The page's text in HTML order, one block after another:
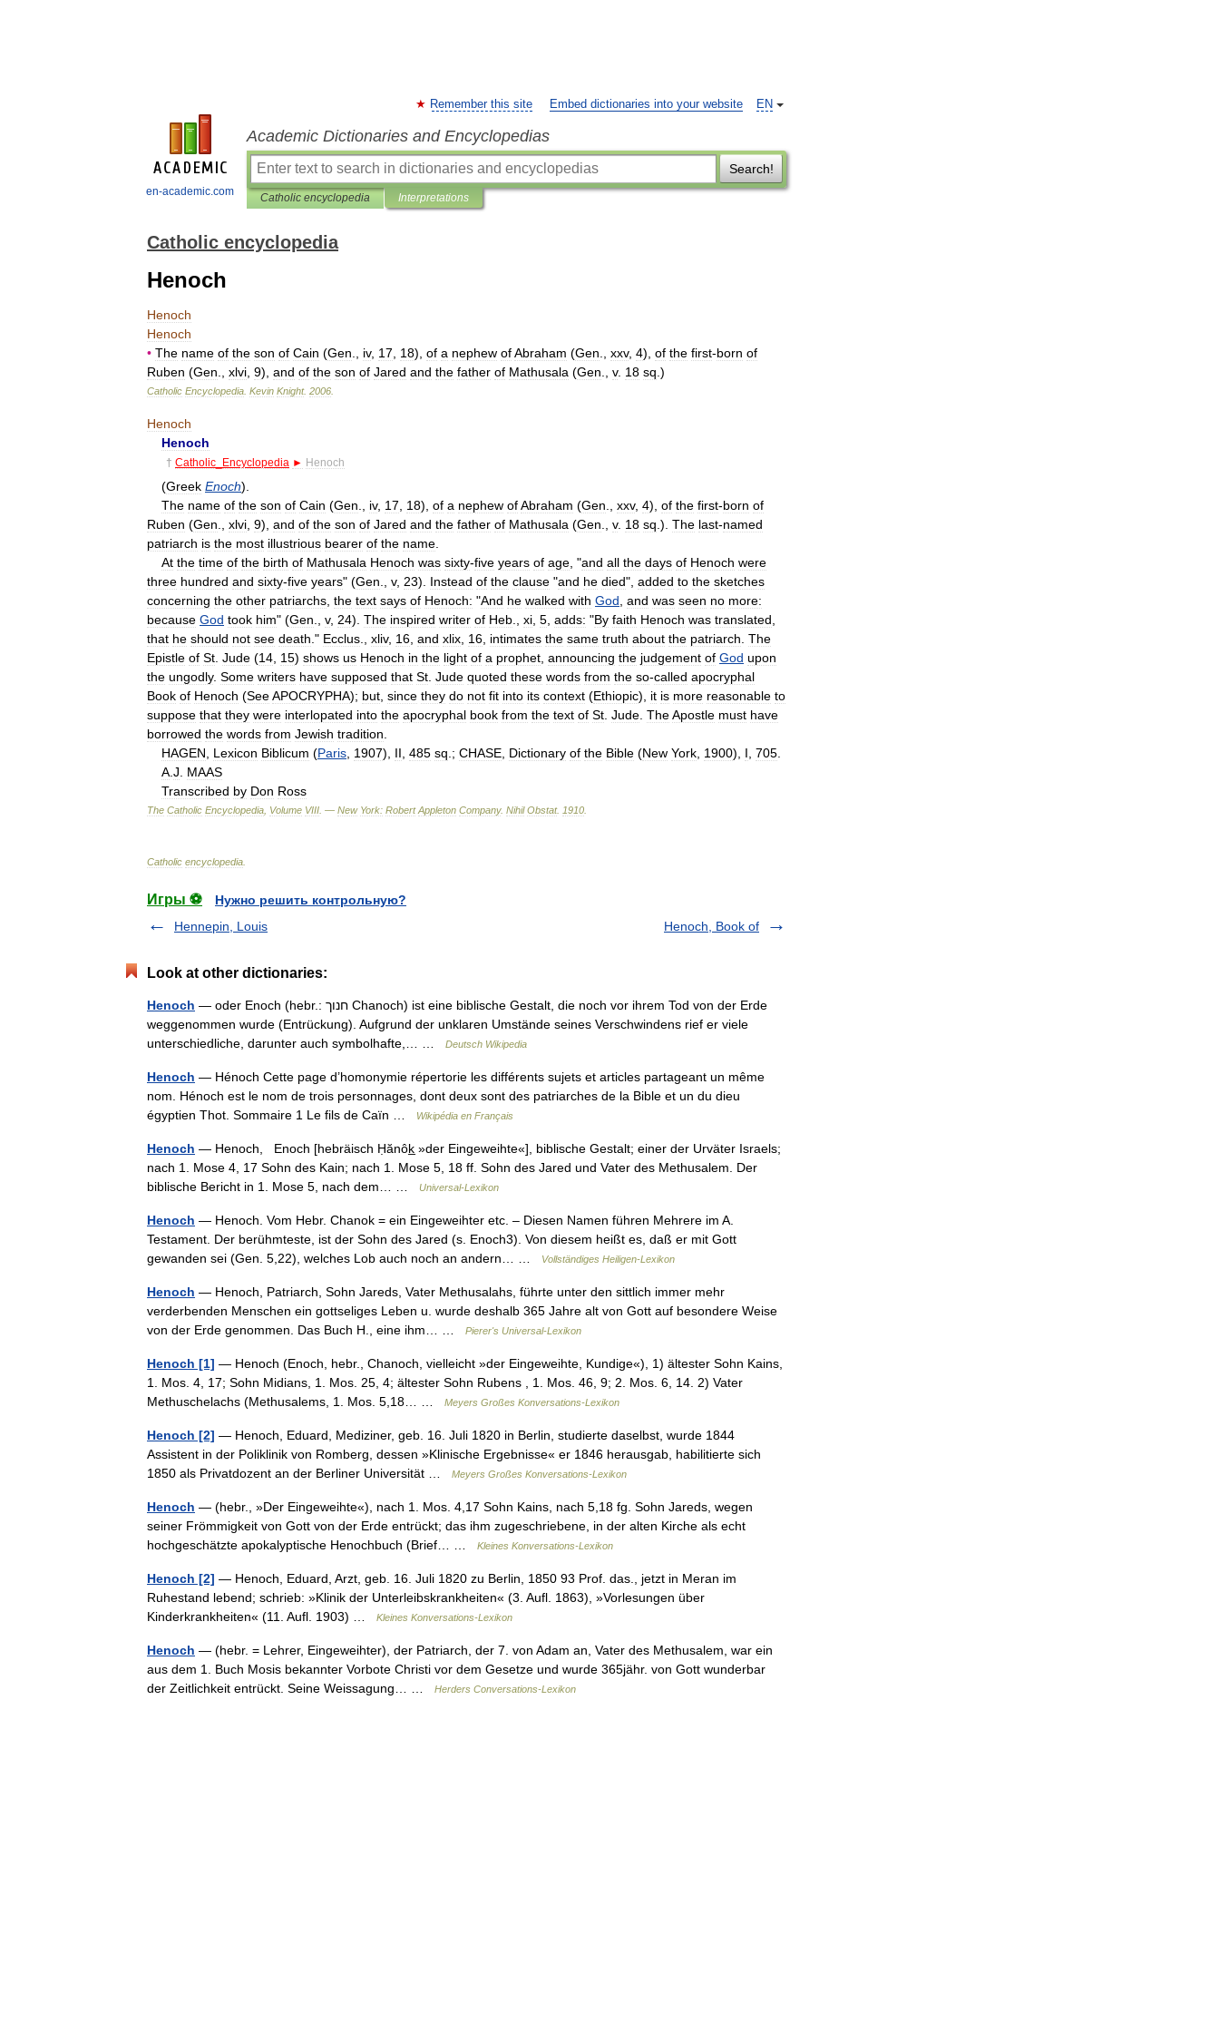
en-academic.com
EN
Remember this site Embed dictionaries into your website
Academic Dictionaries and Encyclopedias
Search!
Catholic encyclopedia Interpretations
Catholic encyclopedia
Henoch
Henoch
Henoch
• The name of the son of Cain (Gen iv, 17 18), of a nephew ofAbraham (Gen xxv, 4), of the first-born of
Ruben (Gen xlvi 9), and of the son of Jared and the father of Mathusala (Gen v. 18 sq .)
Catholic Encyclopedia Kevin Knight. 2006
Henoch
Henoch
† Catholic Encyclopedia ► Henoch
(Greek Enoch).
The name of the son of Cain (Gen iv, 17 18), of a nephew ofAbraham (Gen xxv, 4), of the first-born of
Ruben (Gen xlvi 9), and of the son of Jared and the father of Mathusala (Gen v. 18 sq .). The last-named
patriarch is the most illustrious bearer of the name
At the time of the birth of Mathusala Henoch was sixty-five years of age , "and all the days of Henoch were
three hundred and sixty-five years" (Gen v, 23). Instead of the clause "and he died", added to the sketches
concerning the other patriarchs the text says of Henoch: "And he walked with God and was seen no more:
because God took him" (Gen v, 24). The inspired writer of Heb xi 5 adds: "By faith Henoch was translated
that he should not see death ." Ecclus xliv, 16 and xlix 16 intimates the same truth about the patriarch The
Epistle of St Jude (14 15) shows us Henoch in the light of a prophet announcing the judgement of God upon
the ungodly. Some writers have supposed that St Jude quoted these words from the so-called apocryphal
Book of Henoch (SeeAPOCRYPHA); but since they do not fit into its context (Ethiopic), it is more reasonable to
suppose that they were interlopated into the apocryphal book from the text of St Jude TheApostle must have
borrowed the words from Jewish tradition
HAGEN
Lexicon Biblicum (Paris 1907), II 485 sq .; CHASE Dictionary of the Bible (New York 1900), I 705
A J
MAAS
Transcribed by Don Ross
The Catholic Encyclopedia Volume VIII . — New York: Robert Appleton Company. Nihil Obstat. 1910
Catholic encyclopedia
Игры ⚽
Нужно решить контрольную?
Hennepin, Louis
Henoch, Book of
Look at other dictionaries:
Henoch — oder Enoch (hebr.: ‏חנוך‎ Chanoch) ist eine biblische Gestalt, die noch vor ihrem Tod von der Erde
weggenommen wurde (Entrückung). Aufgrund der unklaren Umstände seines Verschwindens rief er viele
unterschiedliche, darunter auch symbolhafte,… …
Deutsch Wikipedia
Henoch — Hénoch Cette page d’homonymie répertorie les différents sujets et articles partageant un même
nom. Hénoch est le nom de trois personnages, dont deux sont des patriarches de la Bible et un du dieu
égyptien Thot. Sommaire 1 Le fils de Caïn …
Wikipédia en Français
Henoch — Henoch, Enoch [hebräisch Ḥănôk̲ »der Eingeweihte«], biblische Gestalt; einer der Urväter Israels;
nach 1. Mose 4, 17 Sohn des Kain; nach 1. Mose 5, 18 ff. Sohn des Jared und Vater des Methusalem. Der
biblische Bericht in 1. Mose 5, nach dem… …
Universal-Lexikon
Henoch — Henoch. Vom Hebr. Chanok = ein Eingeweihter etc. – Diesen Namen führen Mehrere im A.
Testament. Der berühmteste, ist der Sohn des Jared (s. Enoch3). Von diesem heißt es, daß er mit Gott
gewanden sei (Gen. 5,22), welches Lob auch noch an andern… …
Vollständiges Heiligen-Lexikon
Henoch — Henoch, Patriarch, Sohn Jareds, Vater Methusalahs, führte unter den sittlich immer mehr
verderbenden Menschen ein gottseliges Leben u. wurde deshalb 365 Jahre alt von Gott auf besondere Weise
von der Erde genommen. Das Buch H., eine ihm… …
Pierer's Universal-Lexikon
Henoch [1] — Henoch (Enoch, hebr., Chanoch, vielleicht »der Eingeweihte, Kundige«), 1) ältester Sohn Kains,
1. Mos. 4, 17; Sohn Midians, 1. Mos. 25, 4; ältester Sohn Rubens , 1. Mos. 46, 9; 2. Mos. 6, 14. 2) Vater
Methuschelachs (Methusalems, 1. Mos. 5,18… …
Meyers Großes Konversations-Lexikon
Henoch [2] — Henoch, Eduard, Mediziner, geb. 16. Juli 1820 in Berlin, studierte daselbst, wurde 1844
Assistent in der Poliklinik von Romberg, dessen »Klinische Ergebnisse« er 1846 herausgab, habilitierte sich
1850 als Privatdozent an der Berliner Universität …
Meyers Großes Konversations-Lexikon
Henoch — (hebr., »Der Eingeweihte«), nach 1. Mos. 4,17 Sohn Kains, nach 5,18 fg. Sohn Jareds, wegen
seiner Frömmigkeit von Gott von der Erde entrückt; das ihm zugeschriebene, in der alten Kirche als echt
hochgeschätzte apokalyptische Henochbuch (Brief… …
Kleines Konversations-Lexikon
Henoch [2] — Henoch, Eduard, Arzt, geb. 16. Juli 1820 zu Berlin, 1850 93 Prof. das., jetzt in Meran im
Ruhestand lebend; schrieb: »Klinik der Unterleibskrankheiten« (3. Aufl. 1863), »Vorlesungen über
Kinderkrankheiten« (11. Aufl. 1903) …
Kleines Konversations-Lexikon
Henoch — (hebr. = Lehrer, Eingeweihter), der Patriarch, der 7. von Adam an, Vater des Methusalem, war ein
aus dem 1. Buch Mosis bekannter Vorbote Christi vor dem Gesetze und wurde 365jähr. von Gott wunderbar
der Zeitlichkeit entrückt. Seine Weissagung… …
Herders Conversations-Lexikon